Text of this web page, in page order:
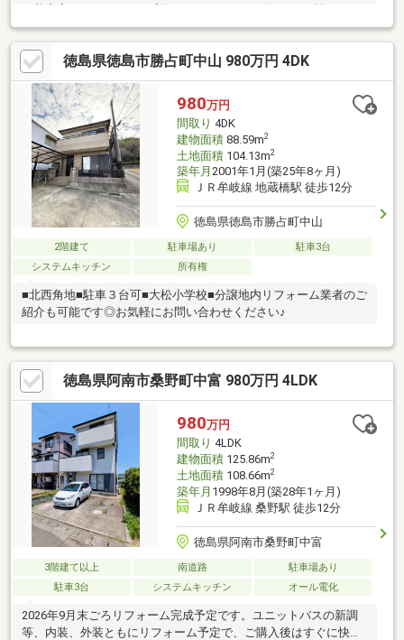
は美容室をされており、店舗のスペースがございます。詳細はお
気軽にフィールズ（088-624-8828）までお問合せください♪
徳島県徳島市勝占町中山 980万円 4DK
980万円
間取り 4DK
建物面積88.59m2
土地面積104.13m2
築年月 2001年1月(築25年8ヶ月)
ＪＲ牟岐線 地蔵橋駅 徒歩12分
徳島県徳島市勝占町中山
2階建て 駐車場あり
駐車3台
システムキッチン
所有権
■北西角地■駐車３台可■大松小学校■分譲地内リフォーム業者のご
紹介も可能です◎お気軽にお問い合わせください♪
徳島県阿南市桑野町中富 980万円 4LDK
980万円
間取り 4LDK
建物面積125.86m2
土地面積108.66m2
築年月 1998年8月(築28年1ヶ月)
ＪＲ牟岐線 桑野駅 徒歩12分
徳島県阿南市桑野町中富
3階建て以上 南道路
駐車場あり
駐車3台
システムキッチン オール電化
2026年9月末ごろリフォーム完成予定です。ユニットバスの新調
等、内装、外装ともにリフォーム予定で、ご購入後はすぐに快適